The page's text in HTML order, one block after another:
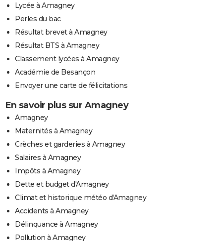
Lycée à Amagney
Perles du bac
Résultat brevet à Amagney
Résultat BTS à Amagney
Classement lycées à Amagney
Académie de Besançon
Envoyer une carte de félicitations
En savoir plus sur Amagney
Amagney
Maternités à Amagney
Crèches et garderies à Amagney
Salaires à Amagney
Impôts à Amagney
Dette et budget d'Amagney
Climat et historique météo d'Amagney
Accidents à Amagney
Délinquance à Amagney
Pollution à Amagney